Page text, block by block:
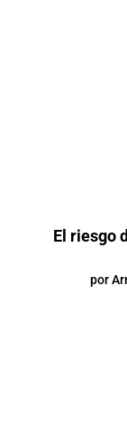
El riesgo
por